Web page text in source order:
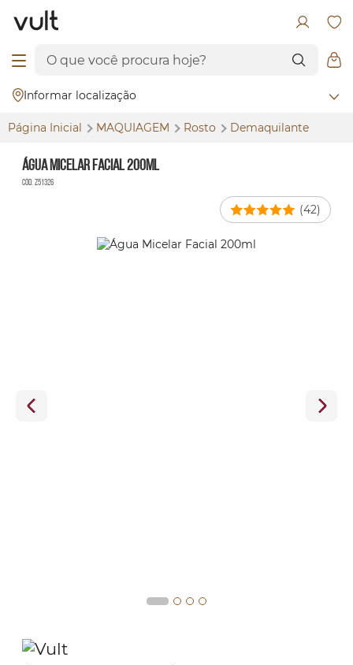
Informar localização
Página Inicial MAQUIAGEM Rosto Demaquilante
Água Micelar Facial 200ml
Cód. Z51326
(42)